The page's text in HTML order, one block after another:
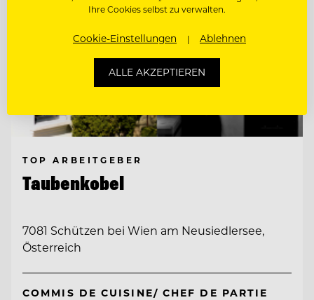
TOP ARBEITGEBER
Taubenkobel
7081 Schützen bei Wien am Neusiedlersee,
Österreich
COMMIS DE CUISINE/ CHEF DE PARTIE
Ihre Cookies selbst zu verwalten.
Cookie-Einstellungen Ablehnen
ALLE AKZEPTIEREN